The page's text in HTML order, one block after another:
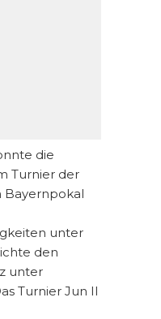
die
Turnier der
Bayernpokal
unter
den
unter
Turnier Jun II